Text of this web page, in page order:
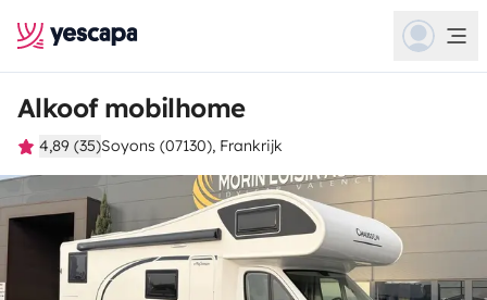
Alkoof mobilhome
4,89 (35)Soyons (07130), Frankrijk